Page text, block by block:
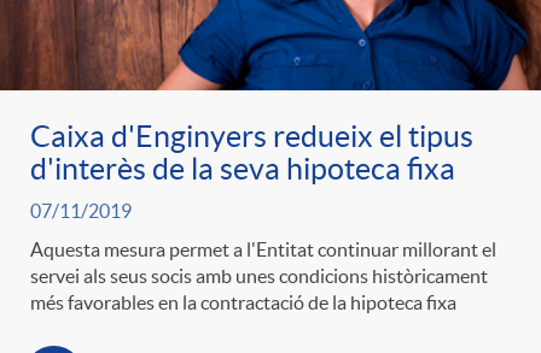
Caixa d'Enginyers redueix el tipus
d'interès de la seva hipoteca fixa
07/11/2019
Aquesta mesura permet a l'Entitat continuar millorant el
servei als seus socis amb unes condicions històricament
més favorables en la contractació de la hipoteca fixa